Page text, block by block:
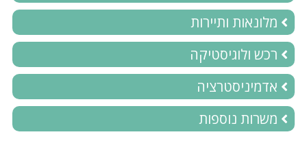
מלונאות ותיירות
רכש ולוגיסטיקה
אדמיניסטרציה
משרות נוספות